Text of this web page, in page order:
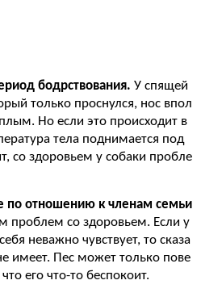
бодрствования. У спящей
только проснулся, нос впол
Но если это происходит в
тела поднимается под
со здоровьем у собаки пробле
по отношению к членам семьи
проблем со здоровьем. Если у
неважно чувствует, то сказа
имеет. Пес может только пове
его что-то беспокоит.